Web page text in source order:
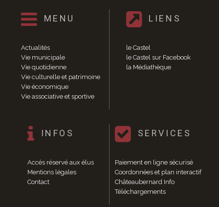
Eau
Électricité
Initiation informatique
Environnement et cadre de vie
Affichage libre
Gestion des déchets
Points « apport volontaire »
Canipoches
Nuisibles
Rapports annuels des services
MENU
Actualités
Vie municipale
Vie quotidienne
Vie culturelle et patrimoine
Vie économique
Vie associative et sportive
LIENS
le Castel
le Castel sur Facebook
la Médiathèque
INFOS
Accés réservé aux élus
Mentions légales
Contact
SERVICES
Paiement en ligne sécurisé
Coordonnées et plan interactif
Châteaubernard Info
Téléchargements